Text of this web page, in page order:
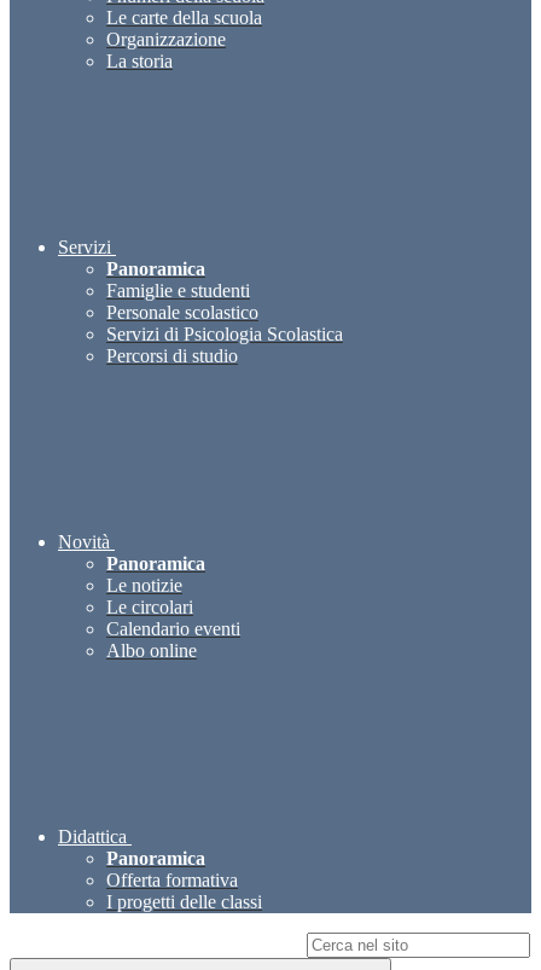
Le carte della scuola
Organizzazione
La storia
Servizi
Panoramica
Famiglie e studenti
Personale scolastico
Servizi di Psicologia Scolastica
Percorsi di studio
Novità
Panoramica
Le notizie
Le circolari
Calendario eventi
Albo online
Didattica
Panoramica
Offerta formativa
I progetti delle classi